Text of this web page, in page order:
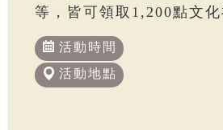
等，皆可領取1,200點文化
活動時間
活動地點